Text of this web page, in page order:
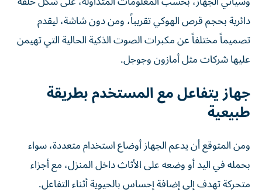
دائرية بحجم قرص الهوكي تقريباً، ومن دون شاشة، ليقدم
تصميماً مختلفاً عن مكبرات الصوت الذكية الحالية التي تهيمن
عليها شركات مثل أمازون وجوجل.
جهاز يتفاعل مع المستخدم بطريقة
طبيعية
ومن المتوقع أن يدعم الجهاز أوضاع استخدام متعددة، سواء
بحمله في اليد أو وضعه على الأثاث داخل المنزل، مع أجزاء
متحركة تهدف إلى إضافة إحساس بالحيوية أثناء التفاعل.